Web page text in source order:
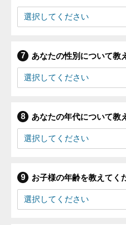
あなたの性別について教
あなたの年代について教
お子様の年齢を教えてく